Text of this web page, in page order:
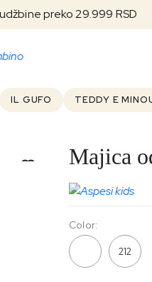
preko 29.999 RSD
IL GUFO TEDDY E
Majica
Color:
212